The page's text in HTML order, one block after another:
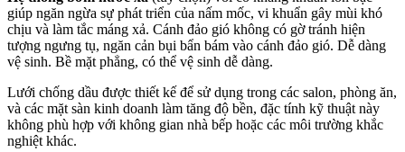
giúp ngăn ngừa sự phát triển của nấm mốc, vi khuẩn gây mùi khó
chịu và làm tắc máng xả. Cánh đảo gió không có gờ tránh hiện
tượng ngưng tụ, ngăn cản bụi bẩn bám vào cánh đảo gió. Dễ dàng
vệ sinh. Bề mặt phẳng, có thể vệ sinh dễ dàng.
Lưới chống dầu được thiết kế để sử dụng trong các salon, phòng ăn,
và các mặt sàn kinh doanh làm tăng độ bền, đặc tính kỹ thuật này
không phù hợp với không gian nhà bếp hoặc các môi trường khắc
nghiệt khác.